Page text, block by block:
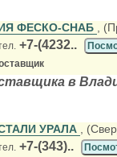
ФЕСКО-СНАБ ,
+7-(4232..
в
УРАЛА ,
+7-(343)..